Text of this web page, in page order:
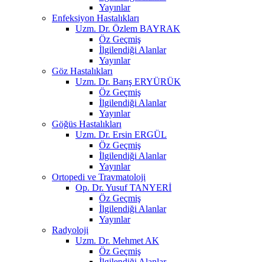
Yayınlar
Enfeksiyon Hastalıkları
Uzm. Dr. Özlem BAYRAK
Öz Geçmiş
İlgilendiği Alanlar
Yayınlar
Göz Hastalıkları
Uzm. Dr. Barış ERYÜRÜK
Öz Geçmiş
İlgilendiği Alanlar
Yayınlar
Göğüs Hastalıkları
Uzm. Dr. Ersin ERGÜL
Öz Geçmiş
İlgilendiği Alanlar
Yayınlar
Ortopedi ve Travmatoloji
Op. Dr. Yusuf TANYERİ
Öz Geçmiş
İlgilendiği Alanlar
Yayınlar
Radyoloji
Uzm. Dr. Mehmet AK
Öz Geçmiş